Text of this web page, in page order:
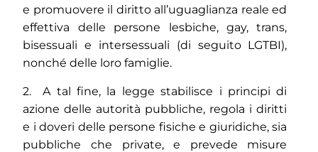
e promuovere il diritto all’uguaglianza reale ed
effettiva delle persone lesbiche, gay, trans,
bisessuali e intersessuali (di seguito LGTBI),
nonché delle loro famiglie.
2. A tal fine, la legge stabilisce i principi di
azione delle autorità pubbliche, regola i diritti
e i doveri delle persone fisiche e giuridiche, sia
pubbliche che private, e prevede misure